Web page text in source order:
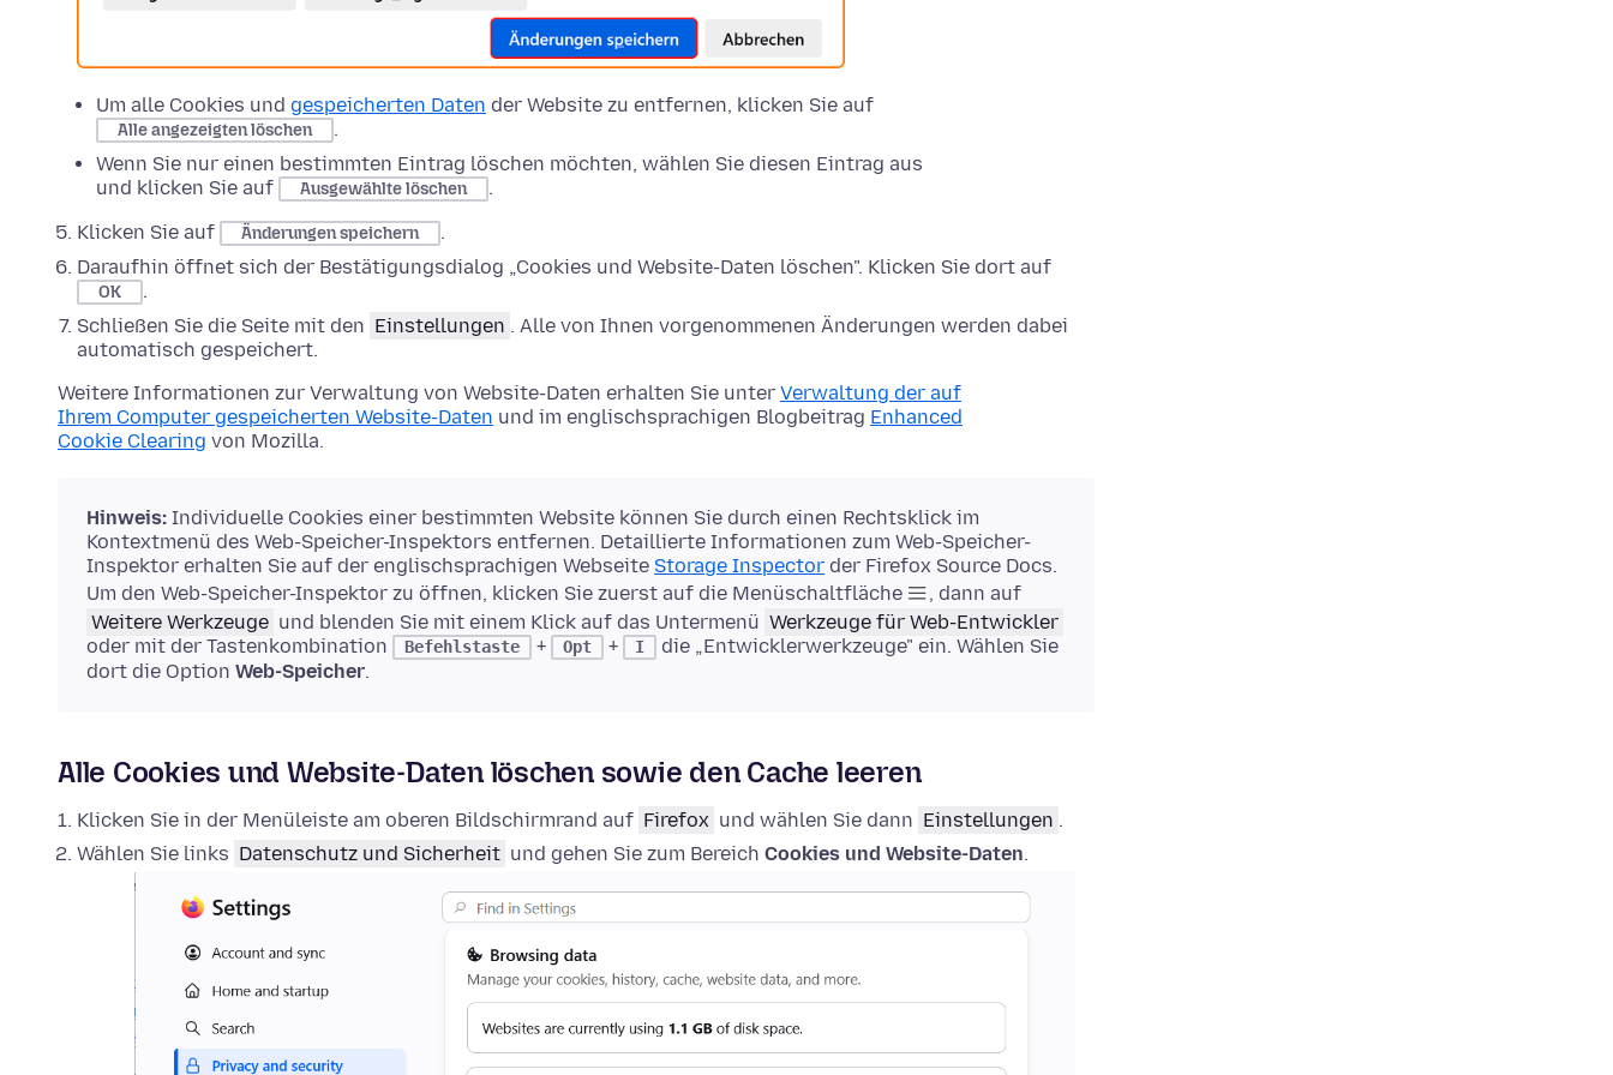
Um alle Cookies und gespeicherten Daten der Website zu entfernen, klicken Sie auf
Alle angezeigten löschen
.
Wenn Sie nur einen bestimmten Eintrag löschen möchten, wählen Sie diesen Eintrag aus
und klicken Sie auf
Ausgewählte löschen
.
Klicken Sie auf
Änderungen speichern
.
Daraufhin öffnet sich der Bestätigungsdialog „Cookies und Website-Daten löschen". Klicken Sie dort auf
OK
.
Schließen Sie die Seite mit den Einstellungen . Alle von Ihnen vorgenommenen Änderungen werden dabei
automatisch gespeichert.
Weitere Informationen zur Verwaltung von Website-Daten erhalten Sie unter Verwaltung der auf
Ihrem Computer gespeicherten Website-Daten und im englischsprachigen Blogbeitrag Enhanced
Cookie Clearing von Mozilla.
Hinweis: Individuelle Cookies einer bestimmten Website können Sie durch einen Rechtsklick im
Kontextmenü des Web-Speicher-Inspektors entfernen. Detaillierte Informationen zum Web-Speicher-
Inspektor erhalten Sie auf der englischsprachigen Webseite Storage Inspector der Firefox Source Docs.
Um den Web-Speicher-Inspektor zu öffnen, klicken Sie zuerst auf die Menüschaltfläche
, dann auf
Weitere Werkzeuge und blenden Sie mit einem Klick auf das Untermenü Werkzeuge für Web-Entwickler
oder mit der Tastenkombination
Befehlstaste + Opt + I
die „Entwicklerwerkzeuge" ein. Wählen Sie
dort die Option Web-Speicher.
Alle Cookies und Website-Daten löschen sowie den Cache leeren
Klicken Sie in der Menüleiste am oberen Bildschirmrand auf Firefox und wählen Sie dann Einstellungen .
Wählen Sie links Datenschutz und Sicherheit und gehen Sie zum Bereich Cookies und Website-Daten.